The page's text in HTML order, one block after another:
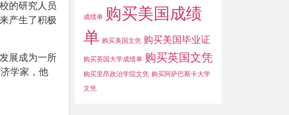
的研究人员
产生了积极
展成为一所
学家，他
成绩单 购买美国成绩
单 购买美国文凭 购买美国毕业证
购买英国大学成绩单 购买英国文凭
购买里昂政治学院文凭 购买阿萨巴斯卡大学
文凭